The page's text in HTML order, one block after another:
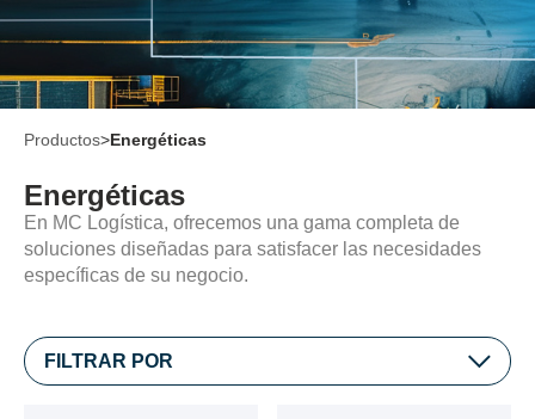
Productos>Energéticas
Energéticas
En MC Logística, ofrecemos una gama completa de
soluciones diseñadas para satisfacer las necesidades
específicas de su negocio.
FILTRAR POR